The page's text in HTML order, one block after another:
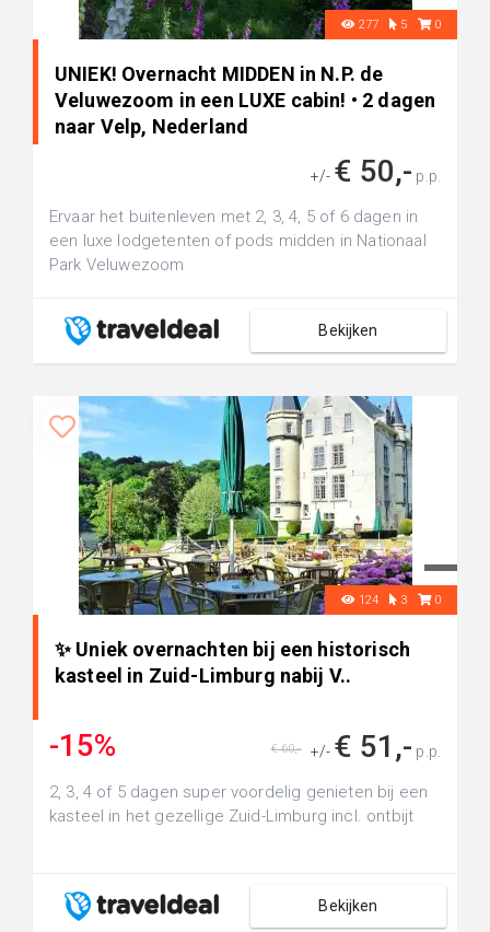
277 5 0
UNIEK! Overnacht MIDDEN in N.P. de
Veluwezoom in een LUXE cabin! • 2 dagen
naar Velp, Nederland
+/- € 50,- p.p.
Ervaar het buitenleven met 2, 3, 4, 5 of 6 dagen in
een luxe lodgetenten of pods midden in Nationaal
Park Veluwezoom
Bekijken
124 3 0
✨ Uniek overnachten bij een historisch
kasteel in Zuid-Limburg nabij V..
-15% +/- € 51,- p.p.
€ 60,-
2, 3, 4 of 5 dagen super voordelig genieten bij een
kasteel in het gezellige Zuid-Limburg incl. ontbijt
Bekijken